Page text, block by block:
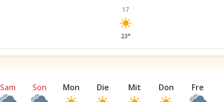
17
23°
Sam Son Mon Die Mit Don Fre